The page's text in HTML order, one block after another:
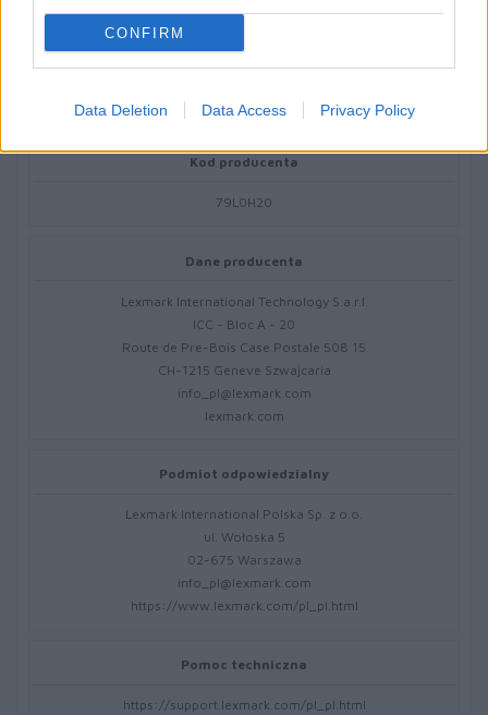
CONFIRM
Data Deletion Data Access Privacy Policy
Informacje handlowe
Kod producenta
79L0H20
Dane producenta
Lexmark International Technology S.a.r.l.
ICC - Bloc A - 20
Route de Pre-Bois Case Postale 508 15
CH-1215 Geneve Szwajcaria
info_pl@lexmark.com
lexmark.com
Podmiot odpowiedzialny
Lexmark International Polska Sp. z o.o.
ul. Wołoska 5
02-675 Warszawa
info_pl@lexmark.com
https://www.lexmark.com/pl_pl.html
Pomoc techniczna
https://support.lexmark.com/pl_pl.html